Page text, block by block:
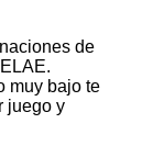
de
muy bajo te
juego y